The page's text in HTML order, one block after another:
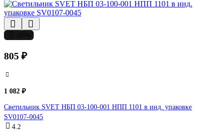
805 ₽
1 082 ₽
Светильник SVET НБП 03-100-001 НПП 1101 в инд. упаковке
SV0107-0045
4.2